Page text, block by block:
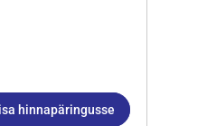
hinnapäringusse